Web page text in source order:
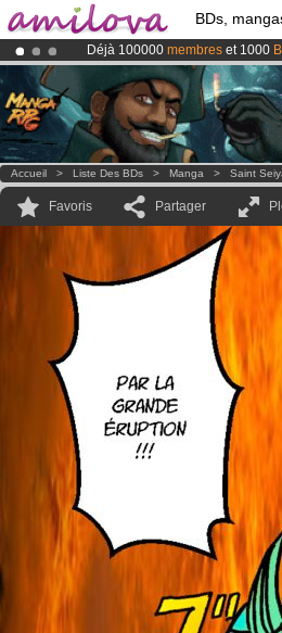
BDs,
Déjà 100000 membres et 1000
LeKickstarter Amilova est
Abonnement premium: à partir de
Accueil > Liste Des BDs > Manga > Saint
Favoris Partager